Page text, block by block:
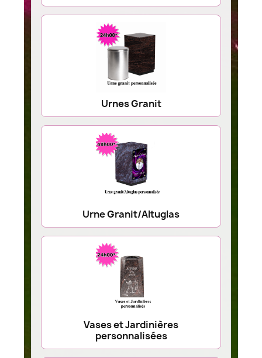
Urnes Granit
Urne Granit/Altuglas
Vases et Jardinières
personnalisées